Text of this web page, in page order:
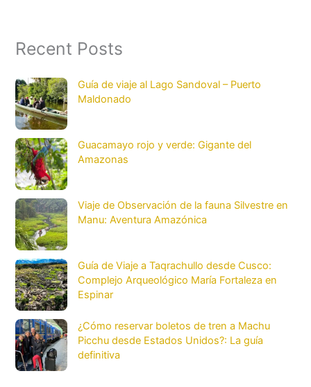
Recent Posts
Guía de viaje al Lago Sandoval – Puerto
Maldonado
Guacamayo rojo y verde: Gigante del
Amazonas
Viaje de Observación de la fauna Silvestre en
Manu: Aventura Amazónica
Guía de Viaje a Taqrachullo desde Cusco:
Complejo Arqueológico María Fortaleza en
Espinar
¿Cómo reservar boletos de tren a Machu
Picchu desde Estados Unidos?: La guía
definitiva